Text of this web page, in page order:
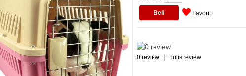
Favorit
0 review | Tulis review